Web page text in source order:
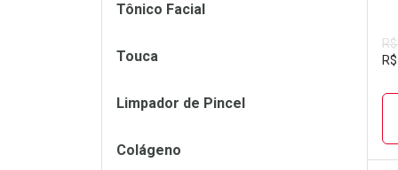
R$
Tônico Facial
Touca
Limpador de Pincel
Colágeno